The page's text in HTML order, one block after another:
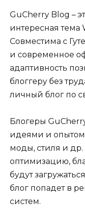
GuCherry Blog –
интересная тема
Совместима с
и современное
адаптивность
блоггеру без
личный блог по
Блогеры
идеями и опытом
моды, стиля и
оптимизацию,
будут
блог попадет в
систем.